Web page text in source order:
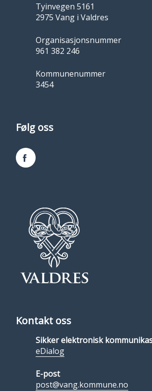
Tyinvegen 5161
2975 Vang i Valdres
Organisasjonsnummer
961 382 246
Kommunenummer
3454
Følg oss
Facebook
Kontakt oss
Sikker elektronisk
eDialog
E-post
post@vang.kommune.no